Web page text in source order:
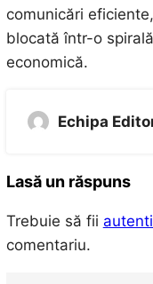
comunicări
blocată într-o
economică.
Echipa
Lasă un răspuns
Trebuie să fii
comentariu.